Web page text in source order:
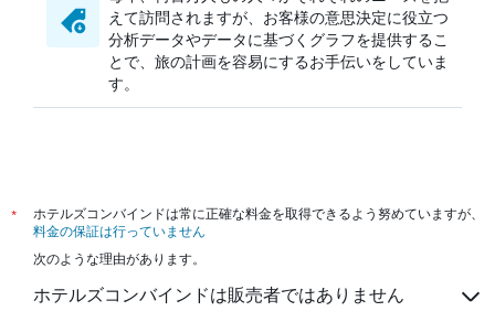
えて訪問されますが、お客様の意思決定に役立つ
分析データやデータに基づくグラフを提供するこ
とで、旅の計画を容易にするお手伝いをしていま
す。
*
ホテルズコンバインドは常に正確な料金を取得できるよう努めていますが、
料金の保証は行っていません
次のような理由があります。
ホテルズコンバインドは販売者ではありません